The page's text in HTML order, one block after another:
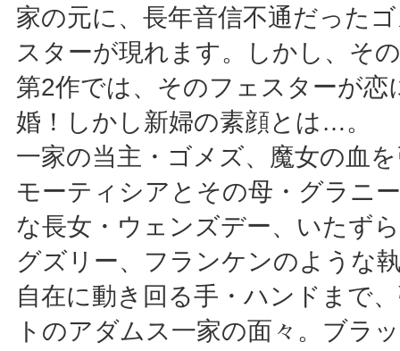
家の元に、長年音信不通だった
スターが現れます。しかし、そ
第2作では、そのフェスターが恋
婚！しかし新婦の素顔とは…。
一家の当主・ゴメズ、魔女の血
モーティシアとその母・グラニ
な長女・ウェンズデー、いたず
グズリー、フランケンのような
自在に動き回る手・ハンドまで
トのアダムス一家の面々。ブラ